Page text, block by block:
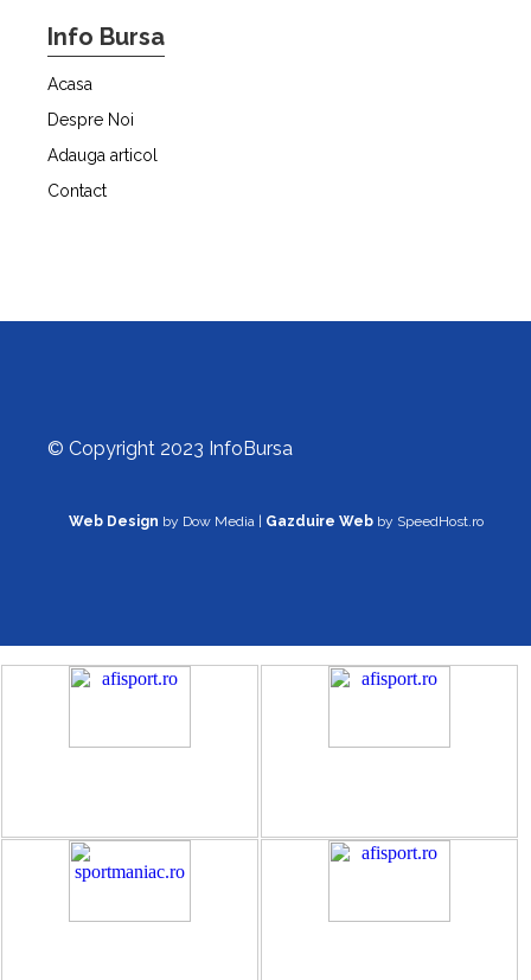
Info Bursa
Acasa
Despre Noi
Adauga articol
Contact
© Copyright 2023 InfoBursa
Web Design by Dow Media | Gazduire Web by SpeedHost.ro